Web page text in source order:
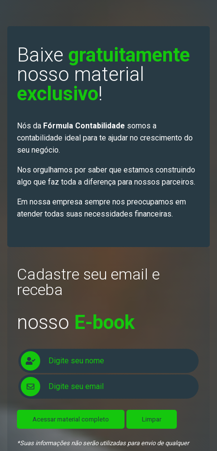
Baixe gratuitamente
nosso material
exclusivo!
Nós da Fórmula Contabilidade somos a
contabilidade ideal para te ajudar no crescimento do
seu negócio.
Nos orgulhamos por saber que estamos construindo
algo que faz toda a diferença para nossos parceiros.
Em nossa empresa sempre nos preocupamos em
atender todas suas necessidades financeiras.
Cadastre seu email e
receba
nosso E-book
Acessar material completo Limpar
*Suas informações não serão utilizadas para envio de qualquer